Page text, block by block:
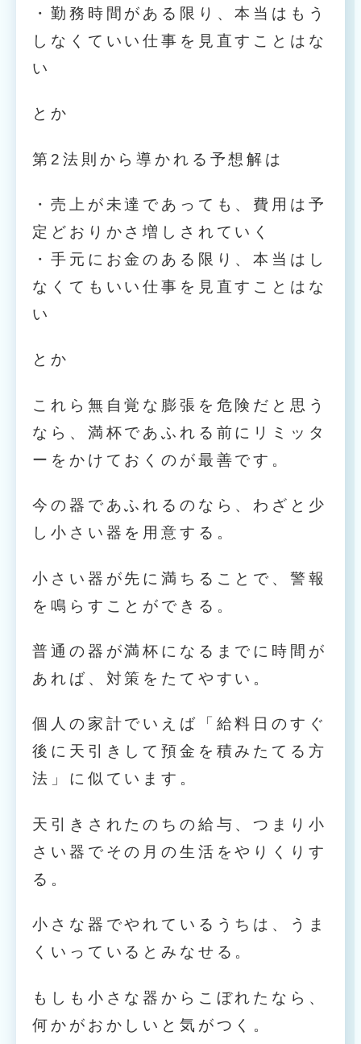
・勤務時間がある限り、本当はもう
しなくていい仕事を見直すことはな
い
とか
第2法則から導かれる予想解は
・売上が未達であっても、費用は予
定どおりかさ増しされていく
・手元にお金のある限り、本当はし
なくてもいい仕事を見直すことはな
い
とか
これら無自覚な膨張を危険だと思う
なら、満杯であふれる前にリミッタ
ーをかけておくのが最善です。
今の器であふれるのなら、わざと少
し小さい器を用意する。
小さい器が先に満ちることで、警報
を鳴らすことができる。
普通の器が満杯になるまでに時間が
あれば、対策をたてやすい。
個人の家計でいえば「給料日のすぐ
後に天引きして預金を積みたてる方
法」に似ています。
天引きされたのちの給与、つまり小
さい器でその月の生活をやりくりす
る。
小さな器でやれているうちは、うま
くいっているとみなせる。
もしも小さな器からこぼれたなら、
何かがおかしいと気がつく。